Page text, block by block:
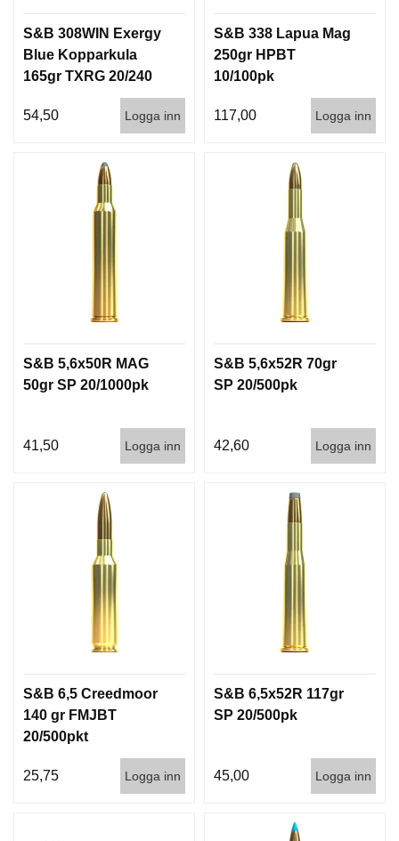
S&B 308WIN Exergy
Blue Kopparkula
165gr TXRG 20/240
54,50 Logga inn
S&B 338 Lapua Mag
250gr HPBT
10/100pk
117,00 Logga inn
S&B 5,6x50R MAG
50gr SP 20/1000pk
41,50 Logga inn
S&B 5,6x52R 70gr
SP 20/500pk
42,60 Logga inn
S&B 6,5 Creedmoor
140 gr FMJBT
20/500pkt
25,75 Logga inn
S&B 6,5x52R 117gr
SP 20/500pk
45,00 Logga inn